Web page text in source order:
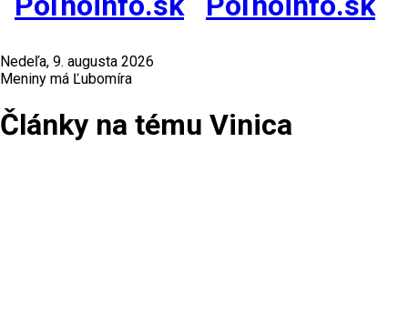
Nedeľa, 9. augusta 2026
Meniny má Ľubomíra
Články na tému Vinica